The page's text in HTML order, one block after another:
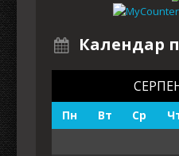
Календар
Пн Вт Ср